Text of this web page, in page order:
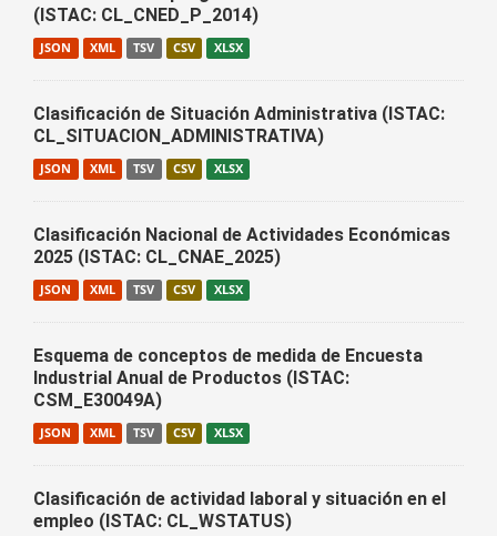
(ISTAC: CL_CNED_P_2014)
JSON XML TSV CSV XLSX
Clasificación de Situación Administrativa (ISTAC:
CL_SITUACION_ADMINISTRATIVA)
JSON XML TSV CSV XLSX
Clasificación Nacional de Actividades Económicas
2025 (ISTAC: CL_CNAE_2025)
JSON XML TSV CSV XLSX
Esquema de conceptos de medida de Encuesta
Industrial Anual de Productos (ISTAC:
CSM_E30049A)
JSON XML TSV CSV XLSX
Clasificación de actividad laboral y situación en el
empleo (ISTAC: CL_WSTATUS)